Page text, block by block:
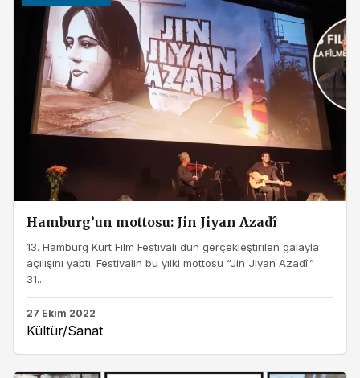
Hamburg’un mottosu: Jin Jiyan Azadî
13. Hamburg Kürt Film Festivali dün gerçekleştirilen galayla
açılışını yaptı. Festivalin bu yılki mottosu “Jin Jiyan Azadî.”
31...
27 Ekim 2022
Kültür/Sanat